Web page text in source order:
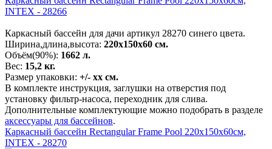
INTEX - 28266
Каркасный бассейн для дачи артикул 28270 синего цвета.
Ширина,длина,высота: 220х150х60 см.
Объём(90%): 1662 л.
Вес: 15,2 кг.
Размер упаковки: +/- хх см.
В комплекте инструкция, заглушки на отверстия под
установку фильтр-насоса, переходник для слива.
Дополнительные комплектующие можно подобрать в разделе
аксессуары для бассейнов.
Каркасный бассейн Rectangular Frame Pool 220х150х60см,
INTEX - 28270